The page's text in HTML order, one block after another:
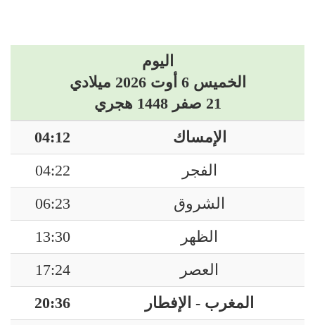
اليوم
الخميس 6 أوت 2026 ميلادي
21 صفر 1448 هجري
الإمساك
04:12
الفجر
04:22
الشروق
06:23
الظهر
13:30
العصر
17:24
المغرب - الإفطار
20:36